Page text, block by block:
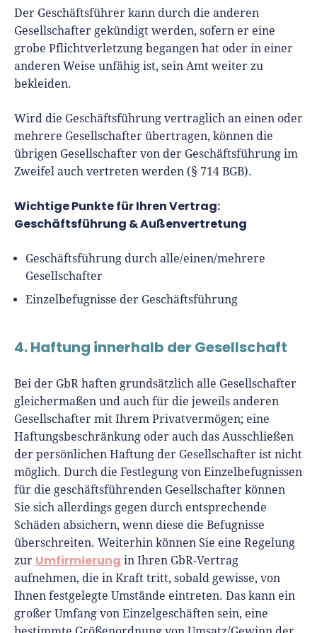
Der Geschäftsführer kann durch die anderen
Gesellschafter gekündigt werden, sofern er eine
grobe Pflichtverletzung begangen hat oder in einer
anderen Weise unfähig ist, sein Amt weiter zu
bekleiden.
Wird die Geschäftsführung vertraglich an einen oder
mehrere Gesellschafter übertragen, können die
übrigen Gesellschafter von der Geschäftsführung im
Zweifel auch vertreten werden (§ 714 BGB).
Wichtige Punkte für Ihren Vertrag:
Geschäftsführung & Außenvertretung
Geschäftsführung durch alle/einen/mehrere
Gesellschafter
Einzelbefugnisse der Geschäftsführung
4. Haftung innerhalb der Gesellschaft
Bei der GbR haften grundsätzlich alle Gesellschafter
gleichermaßen und auch für die jeweils anderen
Gesellschafter mit Ihrem Privatvermögen; eine
Haftungsbeschränkung oder auch das Ausschließen
der persönlichen Haftung der Gesellschafter ist nicht
möglich. Durch die Festlegung von Einzelbefugnissen
für die geschäftsführenden Gesellschafter können
Sie sich allerdings gegen durch entsprechende
Schäden absichern, wenn diese die Befugnisse
überschreiten. Weiterhin können Sie eine Regelung
zur Umfirmierung in Ihren GbR-Vertrag
aufnehmen, die in Kraft tritt, sobald gewisse, von
Ihnen festgelegte Umstände eintreten. Das kann ein
großer Umfang von Einzelgeschäften sein, eine